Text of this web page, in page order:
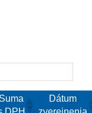
Suma
Dátum